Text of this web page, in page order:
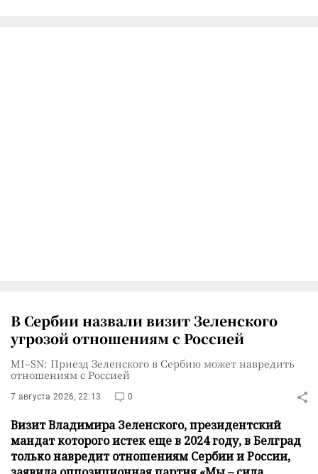
В Сербии назвали визит Зеленского
угрозой отношениям с Россией
MI–SN: Приезд Зеленского в Сербию может навредить
отношениям с Россией
7 августа 2026, 22:13 0
Визит Владимира Зеленского, президентский
мандат которого истек еще в 2024 году, в Белград
только навредит отношениям Сербии и России,